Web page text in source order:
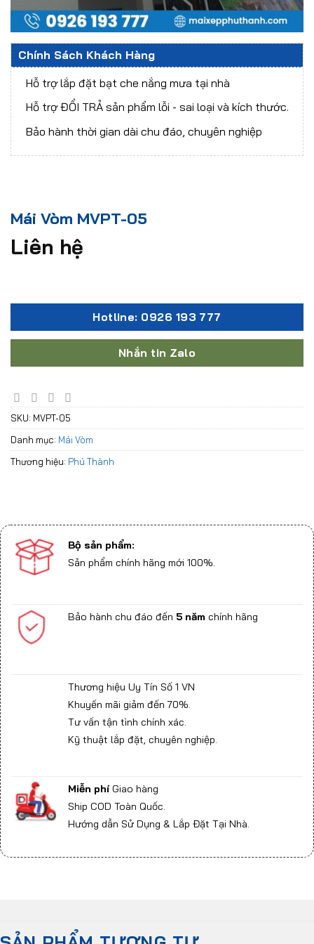
Chính Sách Khách Hàng
Hỗ trợ lắp đặt bạt che nắng mưa tại nhà
Hỗ trợ ĐỔI TRẢ sản phẩm lỗi - sai loại và kích thước.
Bảo hành thời gian dài chu đáo, chuyên nghiệp
Mái Vòm MVPT-05
Liên hệ
Hotline: 0926 193 777
Nhắn tin Zalo
SKU: MVPT-05
Danh mục: Mái Vòm
Thương hiệu: Phú Thành
Bộ sản phẩm:
Sản phẩm chính hãng mới 100%.
Bảo hành chu đáo đến 5 năm chính hãng
Thương hiệu Uy Tín Số 1 VN
Khuyến mãi giảm đến 70%.
Tư vấn tận tình chính xác.
Kỹ thuật lắp đặt, chuyên nghiệp.
Miễn phíGiao hàng
Ship COD Toàn Quốc.
Hướng dẫn Sử Dụng & Lắp Đặt Tại Nhà.